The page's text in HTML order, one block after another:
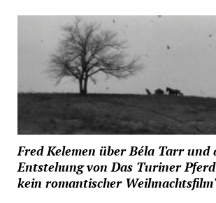
Fred Kelemen über Béla Tarr und
Entstehung von Das Turiner
kein romantischer